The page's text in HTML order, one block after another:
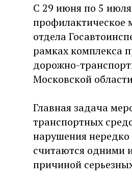
С 29 июня по 5
профилактическое
отдела
рамках комплекса
дорожно-
Московской
Главная задача
транспортных
нарушения
считаются одними
причиной